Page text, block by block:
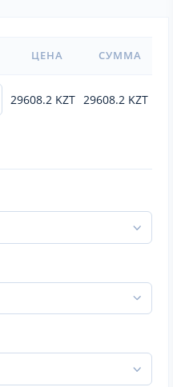
ЦЕНА СУММА
29608.2 KZT 29608.2 KZT